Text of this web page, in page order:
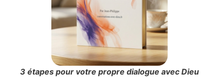
3 étapes pour votre propre dialogue avec Dieu